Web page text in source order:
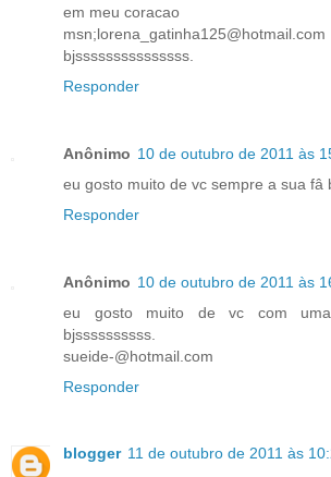
em meu coracao
msn;lorena_gatinha125@hotmail.com
bjsssssssssssssss.
Responder
Anônimo 10 de outubro de 2011 às
eu gosto muito de vc sempre a sua fâ
Responder
Anônimo 10 de outubro de 2011 às
eu gosto muito de vc com
bjssssssssss.
sueide-@hotmail.com
Responder
blogger 11 de outubro de 2011 às